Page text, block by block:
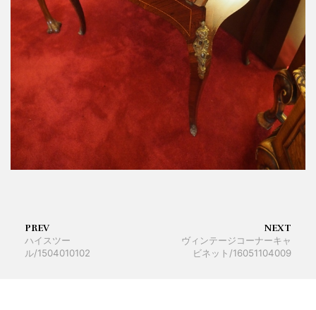
PREV
ハイスツー
ル/1504010102
NEXT
ヴィンテージコーナーキャ
ビネット/16051104009